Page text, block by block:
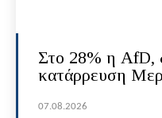
Στο 28% η AfD,
κατάρρευση
07.08.2026